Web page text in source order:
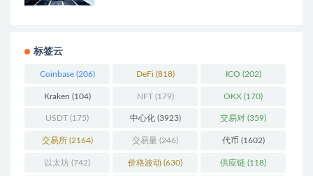
标签云
Coinbase(206) DeFi (818) ICO (202)
Kraken (104) NFT(179) OKX (170)
USDT (175) 中心化(3923) 交易对 (359)
交易所(2164) 交易量 (246) 代币 (1602)
以太坊 (742) 价格波动 (630) 供应链 (118)